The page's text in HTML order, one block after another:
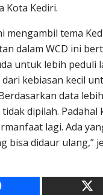
Kota Kediri.
mengambil tema
dalam WCD ini
untuk lebih peduli
kebiasan kecil
data
dipilah. Padahal
lagi. Ada
bisa didaur ulang,”